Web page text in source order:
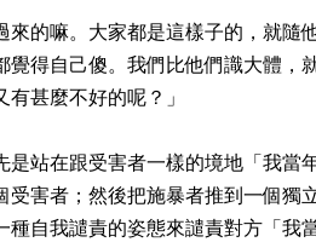
來的嘛。大家都是這樣子的，就
覺得自己傻。我們比他們識大體，
甚麼不好的呢？」
是站在跟受害者一樣的境地「我當
受害者；然後把施暴者推到一個獨
種自我譴責的姿態來譴責對方「我